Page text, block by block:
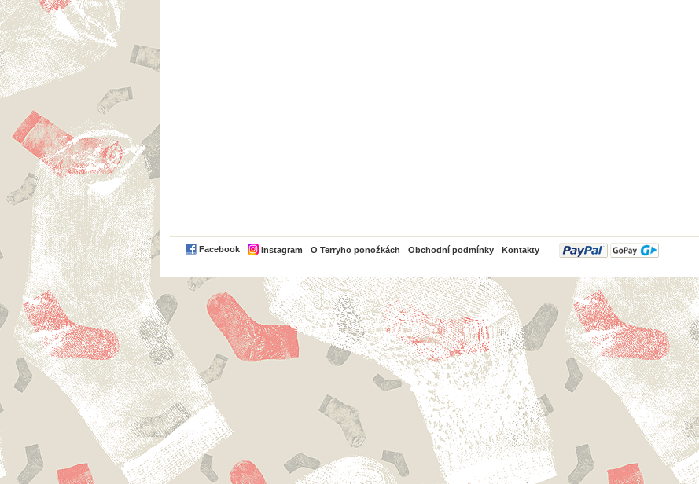
Facebook Instagram O Terryho ponožkách Obchodní podmínky Kontakty
PayPal